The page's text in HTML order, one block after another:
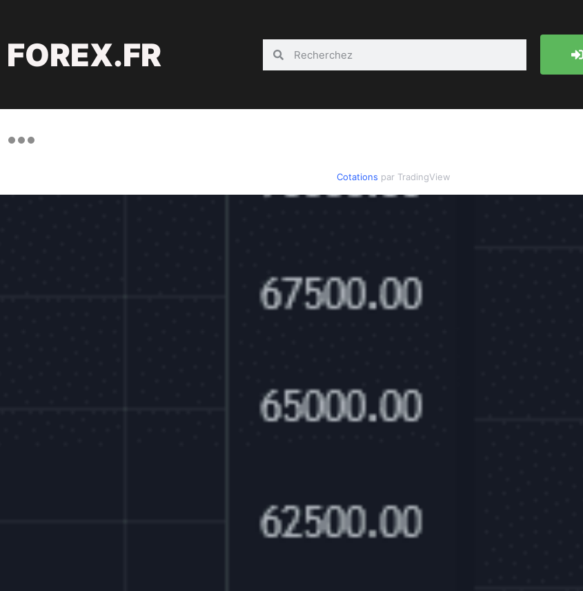
FOREX.FR
Cotations par TradingView